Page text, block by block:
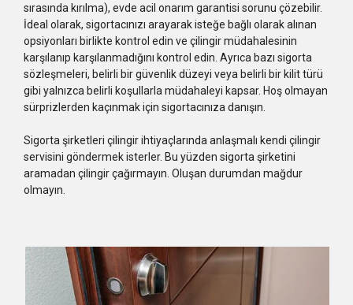
sırasında kırılma), evde acil onarım garantisi sorunu çözebilir.
İdeal olarak, sigortacınızı arayarak isteğe bağlı olarak alınan
opsiyonları birlikte kontrol edin ve çilingir müdahalesinin
karşılanıp karşılanmadığını kontrol edin. Ayrıca bazı sigorta
sözleşmeleri, belirli bir güvenlik düzeyi veya belirli bir kilit türü
gibi yalnızca belirli koşullarla müdahaleyi kapsar. Hoş olmayan
sürprizlerden kaçınmak için sigortacınıza danışın.
Sigorta şirketleri çilingir ihtiyaçlarında anlaşmalı kendi çilingir
servisini göndermek isterler. Bu yüzden sigorta şirketini
aramadan çilingir çağırmayın. Oluşan durumdan mağdur
olmayın.